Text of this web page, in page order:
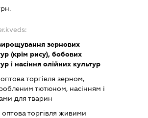
зернових
(крім рису), бобових
і насіння олійних культур
оптова торгівля зерном,
тютюном, насінням і
для тварин
оптова торгівля живими